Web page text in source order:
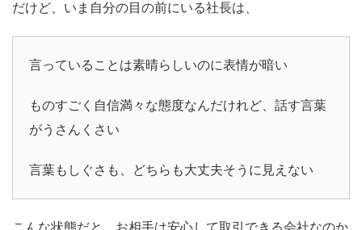
だけど、いま自分の目の前にいる社長は、
言っていることは素晴らしいのに表情が暗い
ものすごく自信満々な態度なんだけれど、話す言葉
がうさんくさい
言葉もしぐさも、どちらも大丈夫そうに見えない